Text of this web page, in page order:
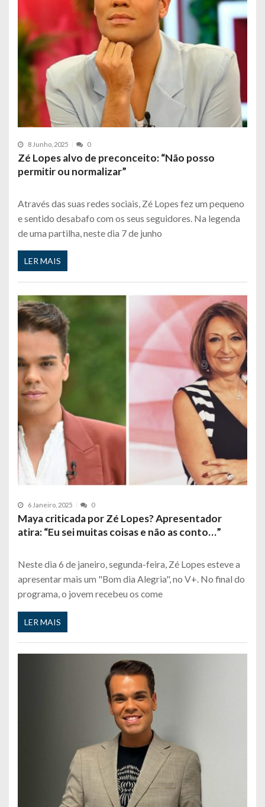
8 Junho, 2025 0
Zé Lopes alvo de preconceito: “Não posso
permitir ou normalizar”
Através das suas redes sociais, Zé Lopes fez um pequeno
e sentido desabafo com os seus seguidores. Na legenda
de uma partilha, neste dia 7 de junho
LER MAIS
6 Janeiro, 2025 0
Maya criticada por Zé Lopes? Apresentador
atira: “Eu sei muitas coisas e não as conto…”
Neste dia 6 de janeiro, segunda-feira, Zé Lopes esteve a
apresentar mais um "Bom dia Alegria", no V+. No final do
programa, o jovem recebeu os come
LER MAIS